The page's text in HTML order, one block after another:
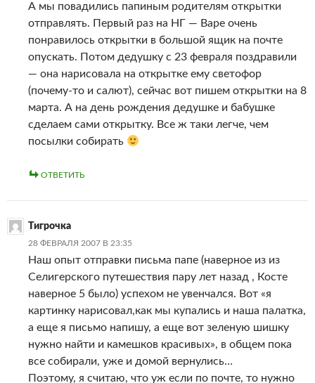
А мы повадились папиным родителям открытки
отправлять. Первый раз на НГ — Варе очень
понравилось открытки в большой ящик на почте
опускать. Потом дедушку с 23 февраля поздравили
— она нарисовала на открытке ему светофор
(почему-то и салют), сейчас вот пишем открытки на 8
марта. А на день рождения дедушке и бабушке
сделаем сами открытку. Все ж таки легче, чем
посылки собирать
ОТВЕТИТЬ
Тигрочка
28 ФЕВРАЛЯ 2007 В 23:35
Наш опыт отправки письма папе (наверное из из
Селигерского путешествия пару лет назад , Косте
наверное 5 было) успехом не увенчался. Вот «я
картинку нарисовал,как мы купались и наша палатка,
а еще я письмо напишу, а еще вот зеленую шишку
нужно найти и камешков красивых», в общем пока
все собирали, уже и домой вернулись…
Поэтому, я считаю, что уж если по почте, то нужно